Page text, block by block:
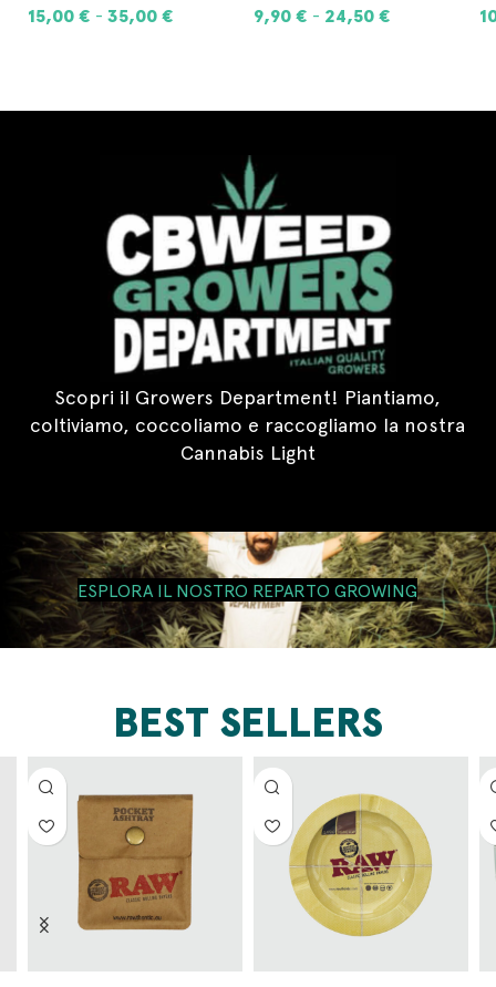
15,00€ - 35,00€ 9,90€ - 24,50€
Scopri il Growers Department! Piantiamo,
coltiviamo, coccoliamo e raccogliamo la nostra
Cannabis Light
ESPLORA IL NOSTRO REPARTO GROWING
BEST SELLERS